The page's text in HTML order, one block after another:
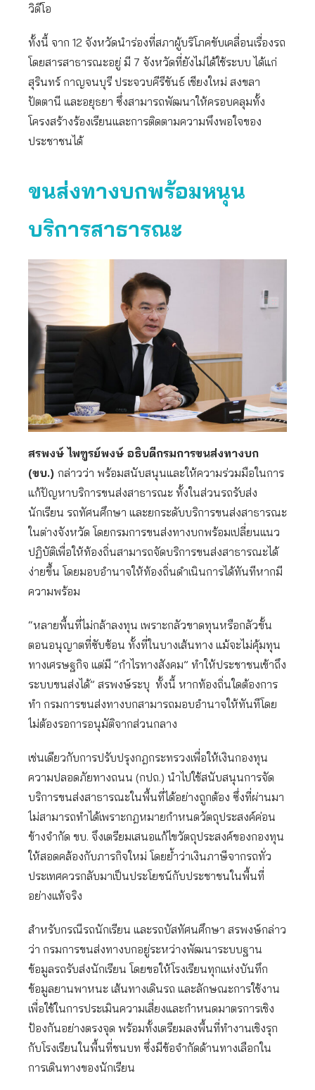
วิดีโอ
ทั้งนี้ จาก 12 จังหวัดนำร่องที่สภาผู้บริโภคขับเคลื่อนเรื่องรถ
โดยสารสาธารณะอยู่ มี 7 จังหวัดที่ยังไม่ได้ใช้ระบบ ได้แก่
สุรินทร์ กาญจนบุรี ประจวบคีรีขันธ์ เชียงใหม่ สงขลา
ปัตตานี และอยุธยา ซึ่งสามารถพัฒนาให้ครอบคลุมทั้ง
โครงสร้างร้องเรียนและการติดตามความพึงพอใจของ
ประชาชนได้
ขนส่งทางบกพร้อมหนุน
บริการสาธารณะ
สรพงษ์ ไพฑูรย์พงษ์ อธิบดีกรมการขนส่งทางบก
(ขบ.) กล่าวว่า พร้อมสนับสนุนและให้ความร่วมมือในการ
แก้ปัญหาบริการขนส่งสาธารณะ ทั้งในส่วนรถรับส่ง
นักเรียน รถทัศนศึกษา และยกระดับบริการขนส่งสาธารณะ
ในต่างจังหวัด โดยกรมการขนส่งทางบกพร้อมเปลี่ยนแนว
ปฏิบัติเพื่อให้ท้องถิ่นสามารถจัดบริการขนส่งสาธารณะได้
ง่ายขึ้น โดยมอบอำนาจให้ท้องถิ่นดำเนินการได้ทันทีหากมี
ความพร้อม
“หลายพื้นที่ไม่กล้าลงทุน เพราะกลัวขาดทุนหรือกลัวขั้น
ตอนอนุญาตที่ซับซ้อน ทั้งที่ในบางเส้นทาง แม้จะไม่คุ้มทุน
ทางเศรษฐกิจ แต่มี “กำไรทางสังคม” ทำให้ประชาชนเข้าถึง
ระบบขนส่งได้” สรพงษ์ระบุ ทั้งนี้ หากท้องถิ่นใดต้องการ
ทำ กรมการขนส่งทางบกสามารถมอบอำนาจให้ทันทีโดย
ไม่ต้องรอการอนุมัติจากส่วนกลาง
เช่นเดียวกับการปรับปรุงกฎกระทรวงเพื่อให้เงินกองทุน
ความปลอดภัยทางถนน (กปถ.) นำไปใช้สนับสนุนการจัด
บริการขนส่งสาธารณะในพื้นที่ได้อย่างถูกต้อง ซึ่งที่ผ่านมา
ไม่สามารถทำได้เพราะกฎหมายกำหนดวัตถุประสงค์ค่อน
ข้างจำกัด ขบ. จึงเตรียมเสนอแก้ไขวัตถุประสงค์ของกองทุน
ให้สอดคล้องกับภารกิจใหม่ โดยย้ำว่าเงินภาษีจากรถทั่ว
ประเทศควรกลับมาเป็นประโยชน์กับประชาชนในพื้นที่
อย่างแท้จริง
สำหรับกรณีรถนักเรียน และรถบัสทัศนศึกษา สรพงษ์กล่าว
ว่า กรมการขนส่งทางบกอยู่ระหว่างพัฒนาระบบฐาน
ข้อมูลรถรับส่งนักเรียน โดยขอให้โรงเรียนทุกแห่งบันทึก
ข้อมูลยานพาหนะ เส้นทางเดินรถ และลักษณะการใช้งาน
เพื่อใช้ในการประเมินความเสี่ยงและกำหนดมาตรการเชิง
ป้องกันอย่างตรงจุด พร้อมทั้งเตรียมลงพื้นที่ทำงานเชิงรุก
กับโรงเรียนในพื้นที่ชนบท ซึ่งมีข้อจำกัดด้านทางเลือกใน
การเดินทางของนักเรียน